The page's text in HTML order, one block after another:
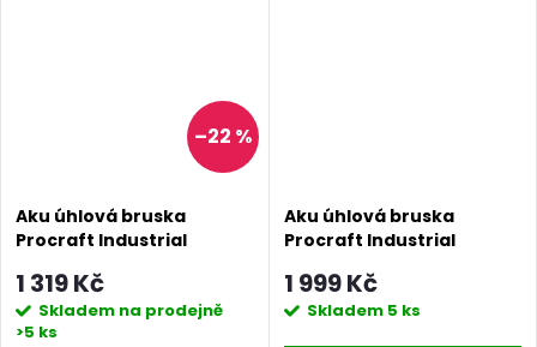
–22 %
Aku úhlová bruska
Procraft Industrial
nabíječky), 125mm |
AG125A bb
1 319 Kč
Skladem na prodejně
>5 ks
Aku úhlová bruska
Procraft Industrial
nabíječky), 125mm |
AG125B-BB
1 999 Kč
Skladem 5 ks